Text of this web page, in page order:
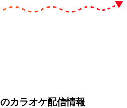
のカラオケ配信情報